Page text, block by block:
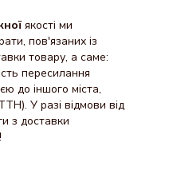
якості ми
пов'язаних із
товару, а саме:
пересилання
до іншого міста,
У разі відмови від
з доставки